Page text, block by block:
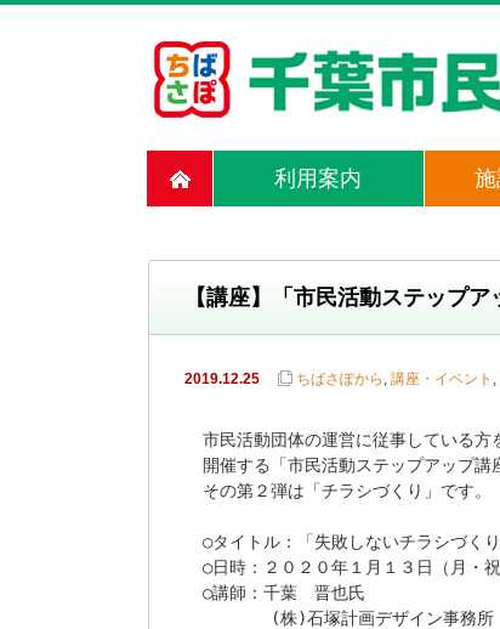
利用案内
【講座】「市民活動ステップ
2019.12.25 ちばさぽから , 講座・イベント ,
市民活動団体の運営に従事している
開催する「市民活動ステップアップ講
その第２弾は「チラシづくり」です。
○タイトル：「失敗しないチラシづくり
○日時：２０２０年１月１３日（月・
○講師：千葉　晋也氏
(株)石塚計画デザイン事務所　